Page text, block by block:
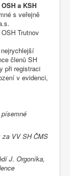
a KSH
s veřejně
Trutnov
členů SH
při registraci
v evidenci,
za VV SH ČMS
J. Orgoníka,